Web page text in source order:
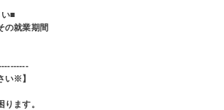
■
の就業期間
い※】
ます。